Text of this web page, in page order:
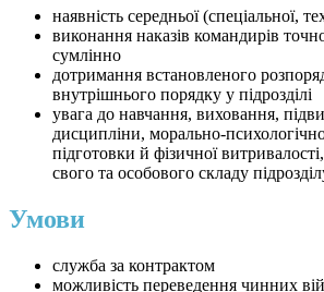
наявність середньої (спеціальної,
виконання наказів командирів
сумлінно
дотримання встановленого
внутрішнього порядку у підрозділі
увага до навчання, виховання,
дисципліни, морально-
підготовки й фізичної
свого та особового складу
Умови
служба за контрактом
можливість переведення чинних